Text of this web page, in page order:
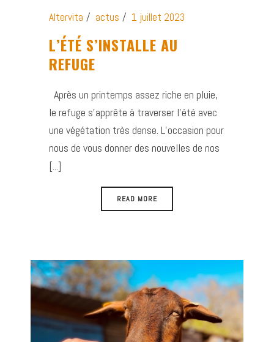
Altervita actus 1 juillet 2023
L’ÉTÉ S’INSTALLE AU
REFUGE
Après un printemps assez riche en pluie,
le refuge s’apprête à traverser l’été avec
une végétation très dense. L’occasion pour
nous de vous donner des nouvelles de nos
[...]
READ MORE